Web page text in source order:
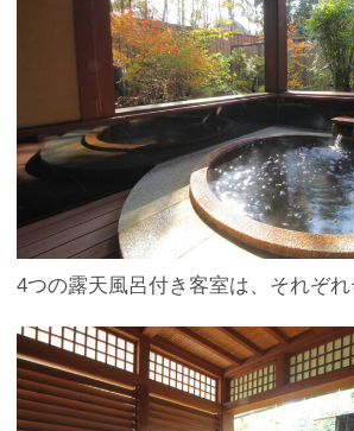
4つの露天風呂付き客室は、それぞ